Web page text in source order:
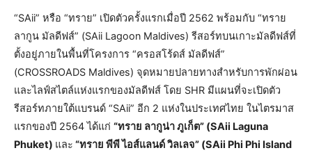
“SAii” หรือ “ทราย” เปิดตัวครั้งแรกเมื่อปี 2562 พร้อมกับ “ทราย
ลากูน มัลดีฟส์” (SAii Lagoon Maldives) รีสอร์ทบนเกาะมัลดีฟส์ที่
ตั้งอยู่ภายในพื้นที่โครงการ “ครอสโร้ดส์ มัลดีฟส์”
(CROSSROADS Maldives) จุดหมายปลายทางสำหรับการพักผ่อน
และไลฟ์สไตล์แห่งแรกของมัลดีฟส์ โดย SHR มีแผนที่จะเปิดตัว
รีสอร์ทภายใต้แบรนด์ “SAii” อีก 2 แห่งในประเทศไทย ในไตรมาส
แรกของปี 2564 ได้แก่ “ทราย ลากูน่า ภูเก็ต” (SAii Laguna
Phuket) และ “ทราย พีพี ไอส์แลนด์ วิลเลจ” (SAii Phi Phi Island